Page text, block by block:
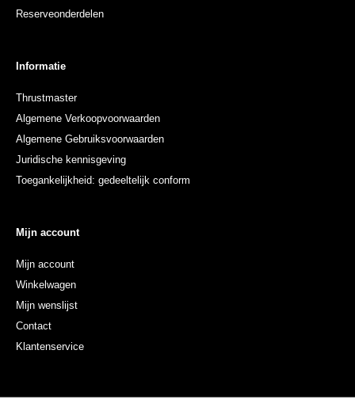
Reserveonderdelen
Informatie
Thrustmaster
Algemene Verkoopvoorwaarden
Algemene Gebruiksvoorwaarden
Juridische kennisgeving
Toegankelijkheid: gedeeltelijk conform
Mijn account
Mijn account
Winkelwagen
Mijn wenslijst
Contact
Klantenservice